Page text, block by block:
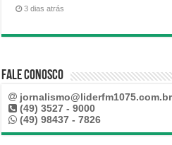
3 dias atrás
Fale Conosco
jornalismo@liderfm1075.com.br
(49) 3527 - 9000
(49) 98437 - 7826